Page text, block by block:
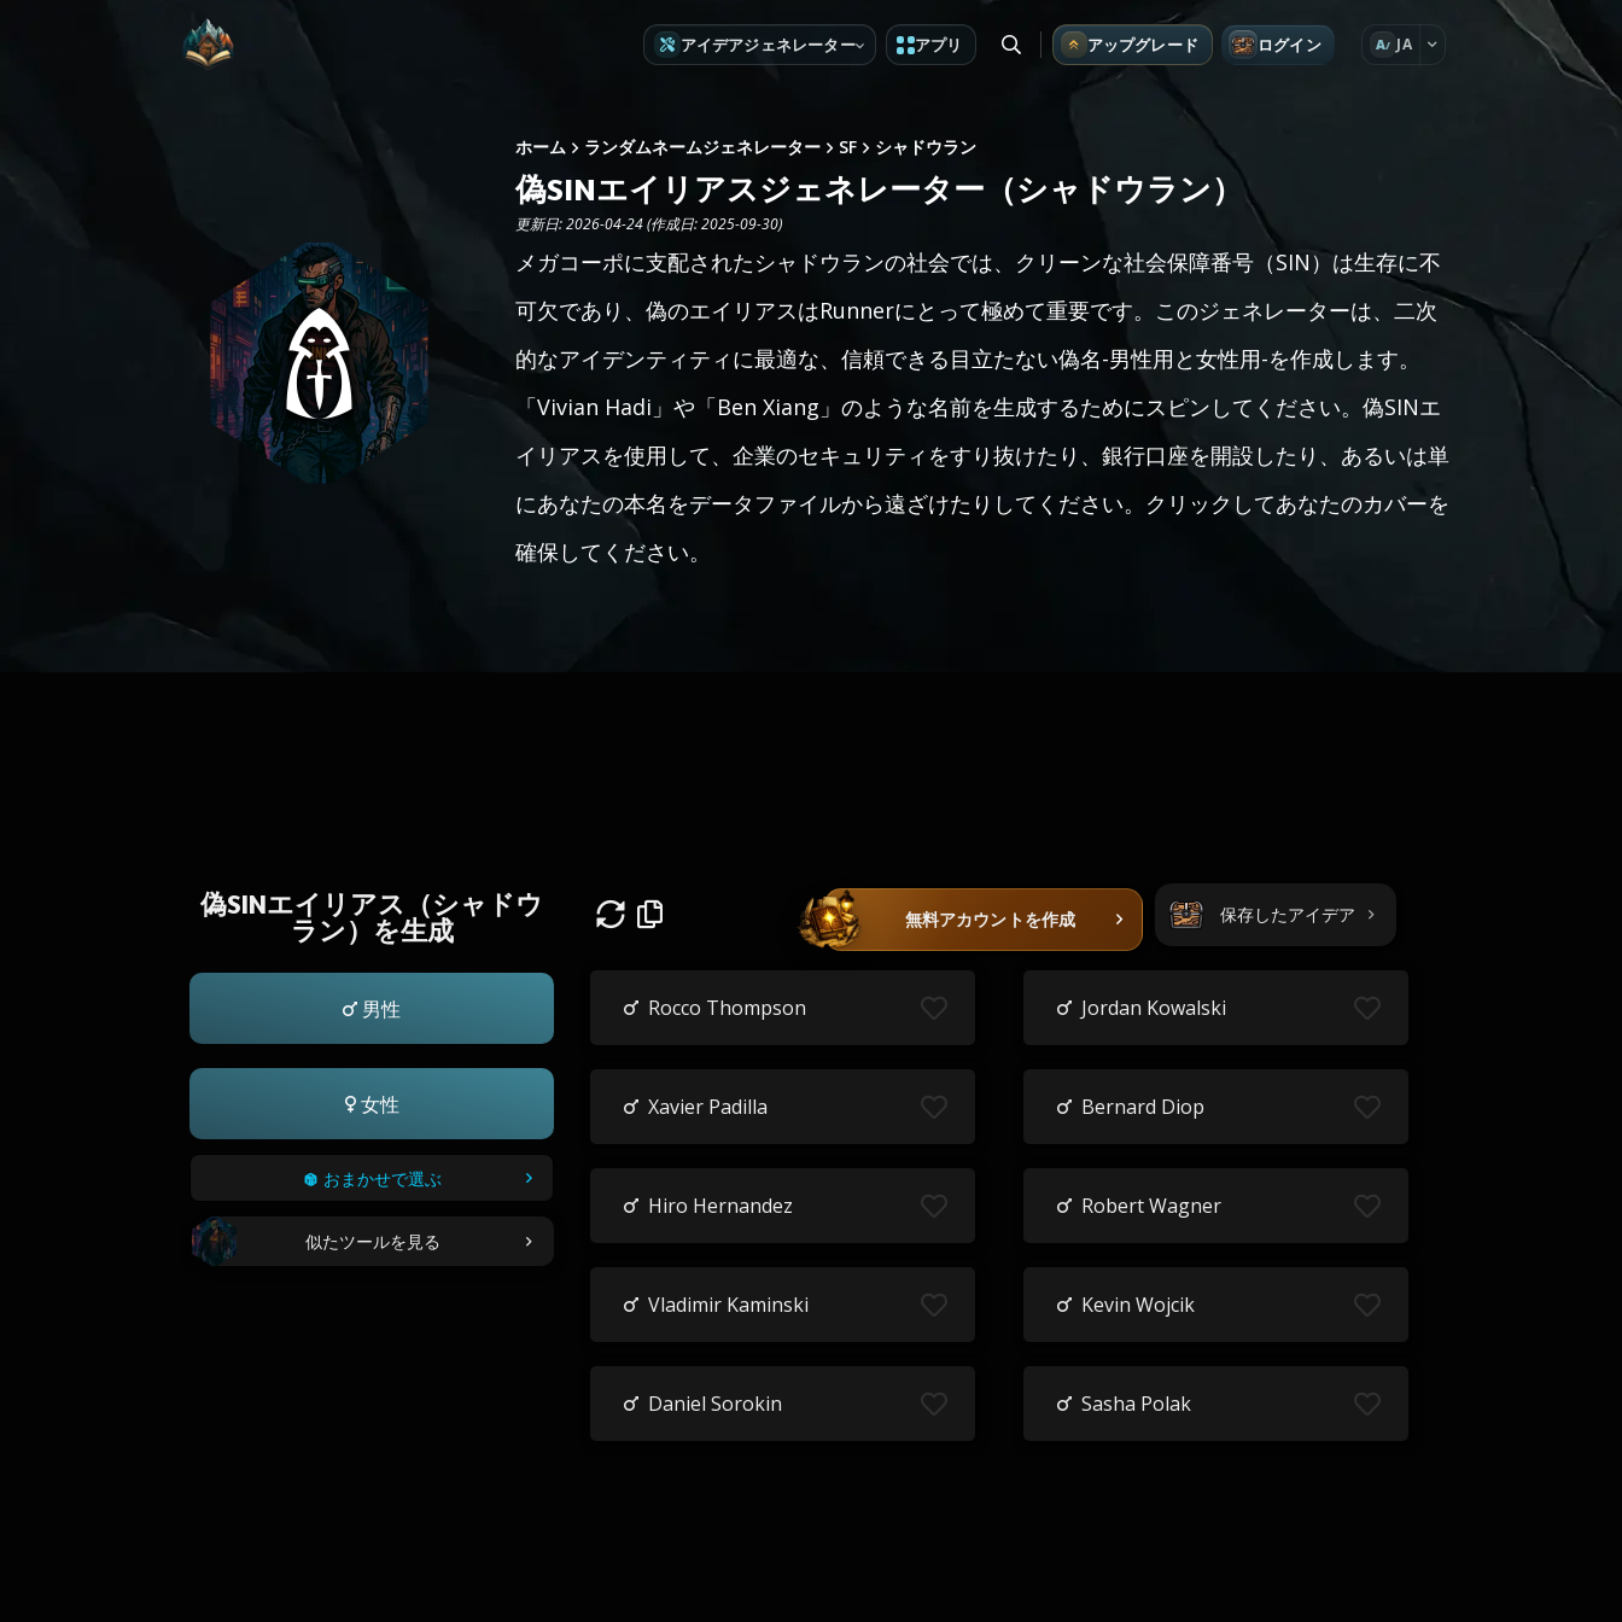
アイデアジェネレーター アプリ アップグレード ログイン A JA
ホーム ランダムネームジェネレーター SF シャドウラン
偽SINエイリアスジェネレーター（シャドウラン）
更新日: 2026-04-24 (作成日: 2025-09-30)
メガコーポに支配されたシャドウランの社会では、クリーンな社会保障番号（SIN）は生存に不
可欠であり、偽のエイリアスはRunnerにとって極めて重要です。このジェネレーターは、二次
的なアイデンティティに最適な、信頼できる目立たない偽名-男性用と女性用-を作成します。
「Vivian Hadi」や「Ben Xiang」のような名前を生成するためにスピンしてください。偽SINエ
イリアスを使用して、企業のセキュリティをすり抜けたり、銀行口座を開設したり、あるいは単
にあなたの本名をデータファイルから遠ざけたりしてください。クリックしてあなたのカバーを
確保してください。
偽SINエイリアス（シャドウ
ラン）を生成
男性
女性
おまかせで選ぶ
似たツールを見る
無料アカウントを作成 保存したアイデア
Rocco Thompson Jordan Kowalski
Xavier Padilla Bernard Diop
Hiro Hernandez Robert Wagner
Vladimir Kaminski Kevin Wojcik
Daniel Sorokin Sasha Polak